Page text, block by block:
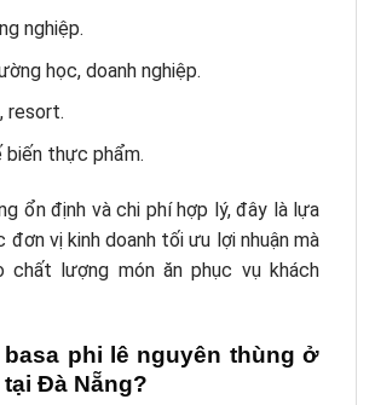
nghiệp.
học, doanh nghiệp.
resort.
biến thực phẩm.
ổn định và chi phí hợp lý, đây là lựa
đơn vị kinh doanh tối ưu lợi nhuận mà
chất lượng món ăn phục vụ khách
basa phi lê nguyên thùng ở
Đà Nẵng?